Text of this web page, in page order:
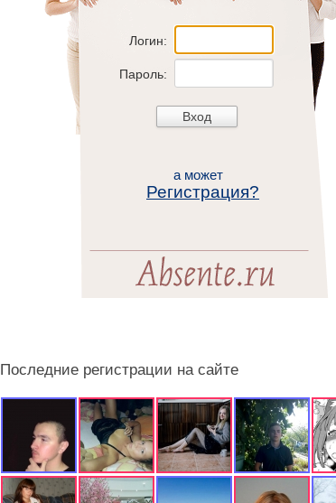
Логин:
Пароль:
а может
Регистрация?
Последние регистрации на сайте